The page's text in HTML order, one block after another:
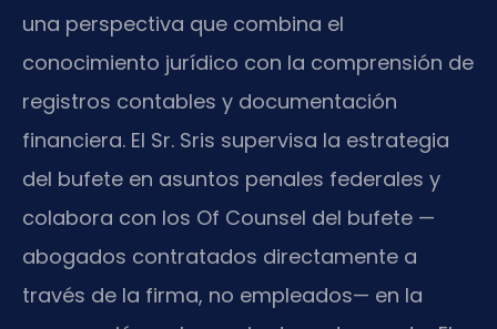
una perspectiva que combina el
conocimiento jurídico con la comprensión de
registros contables y documentación
financiera. El Sr. Sris supervisa la estrategia
del bufete en asuntos penales federales y
colabora con los Of Counsel del bufete —
abogados contratados directamente a
través de la firma, no empleados— en la